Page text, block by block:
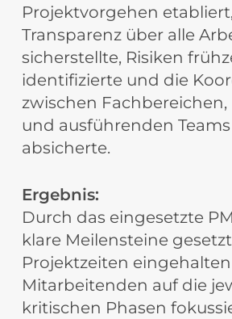
Projektvorgehen
Transparenz über alle
sicherstellte, Risiken
identifizierte und die
zwischen
und ausführenden
absicherte.
Ergebnis:
Durch das eingesetzte
klare Meilensteine
Projektzeiten
Mitarbeitenden auf die
kritischen Phasen